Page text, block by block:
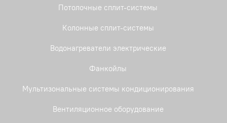
Потолочные сплит-системы
Колонные сплит-системы
Водонагреватели электрические
Фанкойлы
Мультизональные системы кондиционирования
Вентиляционное оборудование